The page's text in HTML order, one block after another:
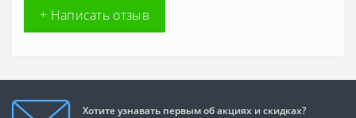
+ Написать отзыв
Хотите узнавать первым об акциях и скидках?